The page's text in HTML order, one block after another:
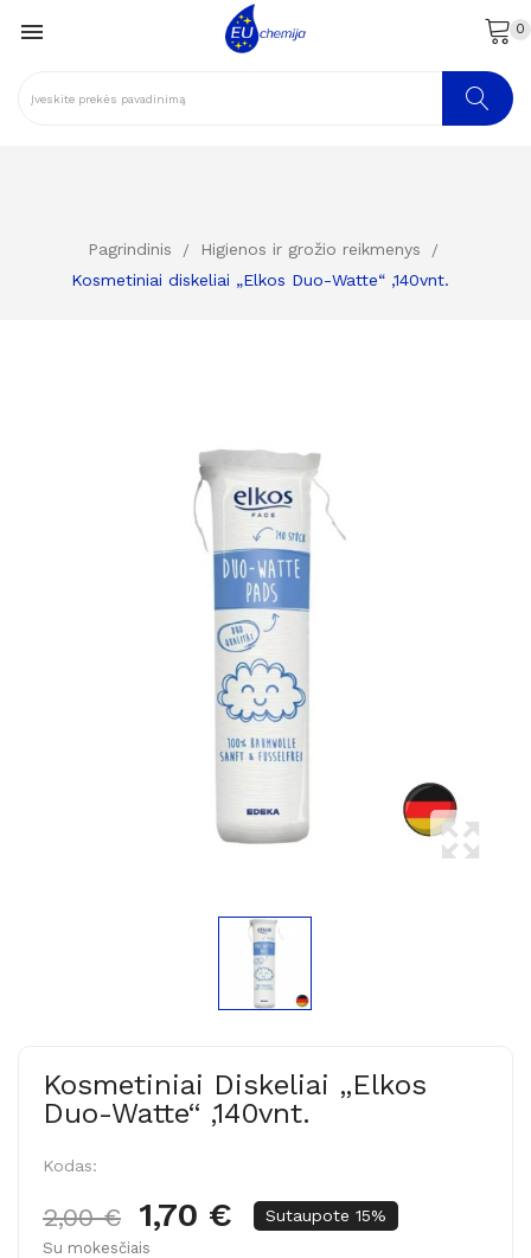
 0
Pagrindinis
Higienos ir grožio reikmenys
Kosmetiniai diskeliai „Elkos Duo-Watte“ ,140vnt.
Kosmetiniai Diskeliai „Elkos
Duo-Watte“ ,140vnt.
Kodas:
2,00 € 1,70 € Sutaupote 15%
Su mokesčiais